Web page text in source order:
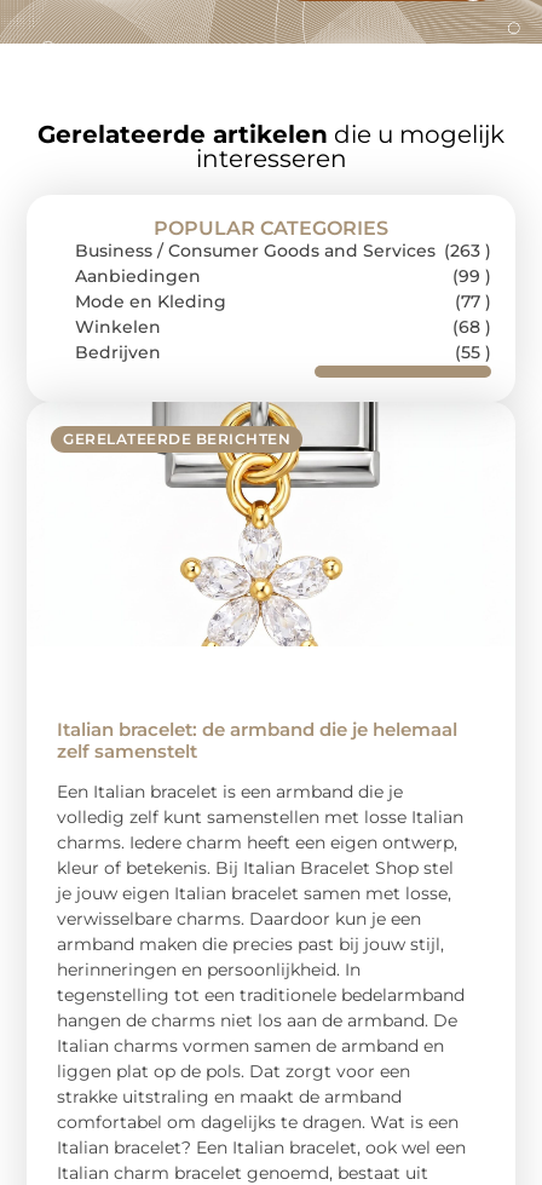
Gerelateerde artikelen die u mogelijk
interesseren
GERELATEERDE BERICHTEN
Italian bracelet: de armband die je helemaal
zelf samenstelt
Een Italian bracelet is een armband die je
volledig zelf kunt samenstellen met losse Italian
charms. Iedere charm heeft een eigen ontwerp,
kleur of betekenis. Bij Italian Bracelet Shop stel
je jouw eigen Italian bracelet samen met losse,
verwisselbare charms. Daardoor kun je een
armband maken die precies past bij jouw stijl,
herinneringen en persoonlijkheid. In
tegenstelling tot een traditionele bedelarmband
hangen de charms niet los aan de armband. De
Italian charms vormen samen de armband en
liggen plat op de pols. Dat zorgt voor een
strakke uitstraling en maakt de armband
comfortabel om dagelijks te dragen. Wat is een
Italian bracelet? Een Italian bracelet, ook wel een
Italian charm bracelet genoemd, bestaat uit
POPULAR CATEGORIES
Business / Consumer Goods and Services (263 )
Aanbiedingen
(99 )
Mode en Kleding
(77 )
Winkelen
(68 )
Bedrijven
(55 )